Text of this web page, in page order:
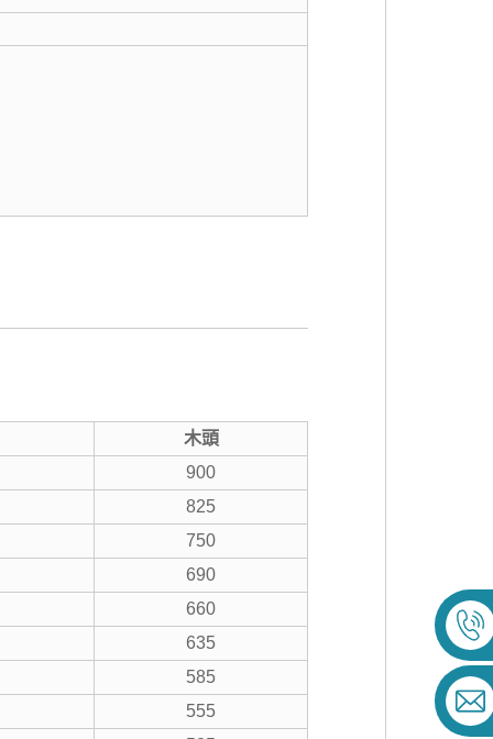
木頭
900
825
750
690
660
635
585
555